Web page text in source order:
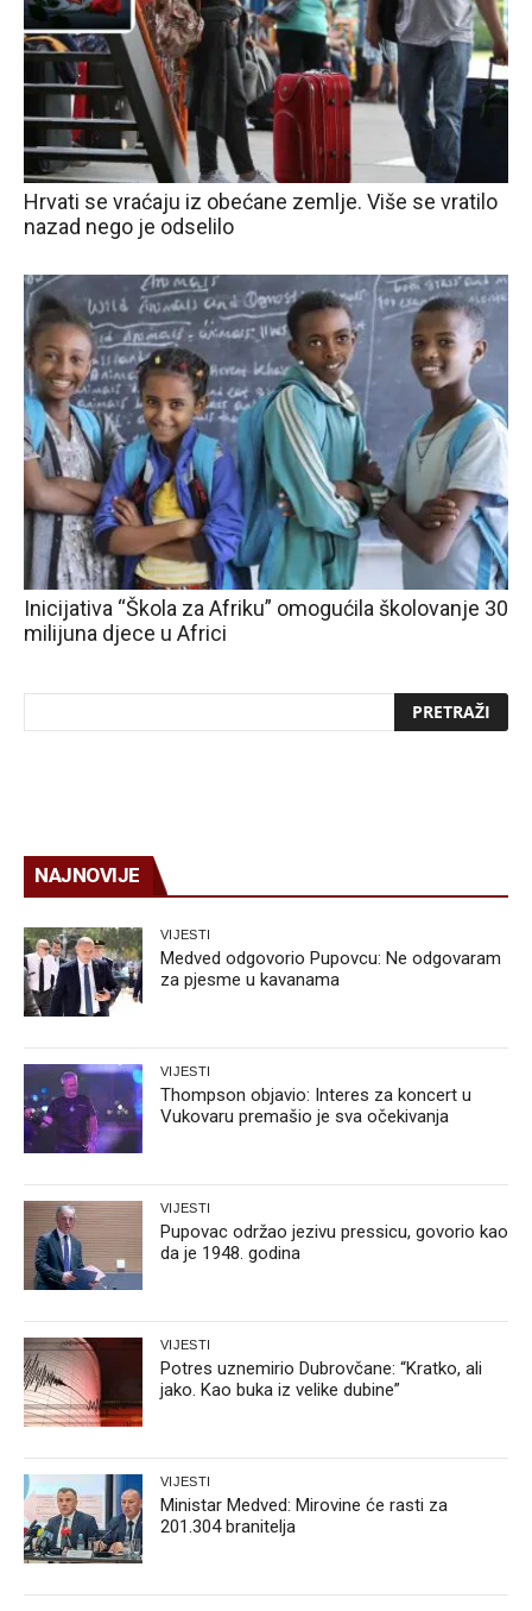
Hrvati se vraćaju iz obećane zemlje. Više se vratilo
nazad nego je odselilo
Inicijativa “Škola za Afriku” omogućila školovanje 30
milijuna djece u Africi
NAJNOVIJE
VIJESTI
Medved odgovorio Pupovcu: Ne odgovaram
za pjesme u kavanama
VIJESTI
Thompson objavio: Interes za koncert u
Vukovaru premašio je sva očekivanja
VIJESTI
Pupovac održao jezivu pressicu, govorio kao
da je 1948. godina
VIJESTI
Potres uznemirio Dubrovčane: “Kratko, ali
jako. Kao buka iz velike dubine”
VIJESTI
Ministar Medved: Mirovine će rasti za
201.304 branitelja